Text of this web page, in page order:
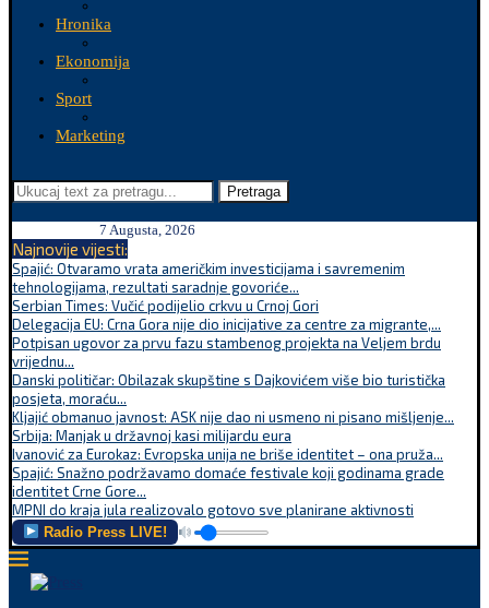
Hronika
Ekonomija
Sport
Marketing
Pretraga
7 Augusta, 2026
Najnovije vijesti:
Spajić: Otvaramo vrata američkim investicijama i savremenim
tehnologijama, rezultati saradnje govoriće...
Serbian Times: Vučić podijelio crkvu u Crnoj Gori
Delegacija EU: Crna Gora nije dio inicijative za centre za migrante,...
Potpisan ugovor za prvu fazu stambenog projekta na Veljem brdu
vrijednu...
Danski političar: Obilazak skupštine s Dajkovićem više bio turistička
posjeta, moraću...
Kljajić obmanuo javnost: ASK nije dao ni usmeno ni pisano mišljenje...
Srbija: Manjak u državnoj kasi milijardu eura
Ivanović za Eurokaz: Evropska unija ne briše identitet – ona pruža...
Spajić: Snažno podržavamo domaće festivale koji godinama grade
identitet Crne Gore...
MPNI do kraja jula realizovalo gotovo sve planirane aktivnosti
Radio Press LIVE!